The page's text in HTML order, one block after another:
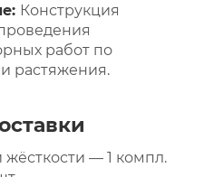
Конструкция
работ по
растяжения.
— 1 компл.